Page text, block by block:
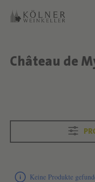
Zum Hauptinhalt springen
Zum Hauptinhalt springen
Text überspringen
Château de
Text überspringen
Keine Produkte